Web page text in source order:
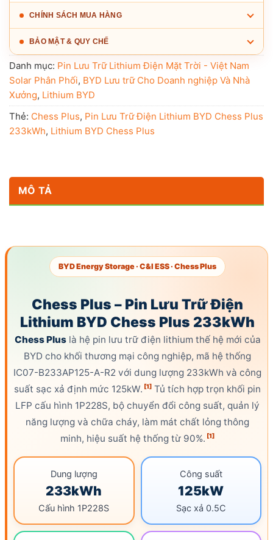
CHÍNH SÁCH MUA HÀNG
BẢO MẬT & QUY CHẾ
Danh mục: Pin Lưu Trữ Lithium Điện Mặt Trời - Việt Nam
Solar Phân Phối, BYD Lưu trữ Cho Doanh nghiệp Và Nhà
Xưởng, Lithium BYD
Thẻ: Chess Plus, Pin Lưu Trữ Điện Lithium BYD Chess Plus
233kWh, Lithium BYD Chess Plus
MÔ TẢ
BYD Energy Storage · C&I ESS · Chess Plus
Chess Plus – Pin Lưu Trữ Điện
Lithium BYD Chess Plus 233kWh
Chess Pluslà hệ pin lưu trữ điện lithium thế hệ mới của
BYD cho khối thương mại công nghiệp, mã hệ thống
IC07-B233AP125-A-R2 với dung lượng 233kWh và công
suất sạc xả định mức 125kW. [1] Tủ tích hợp trọn khối pin
LFP cấu hình 1P228S, bộ chuyển đổi công suất, quản lý
năng lượng và chữa cháy, làm mát chất lỏng thông
minh, hiệu suất hệ thống từ 90%. [1]
Dung lượng
233kWh
Cấu hình 1P228S
Công suất
125kW
Sạc xả 0.5C